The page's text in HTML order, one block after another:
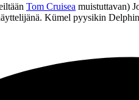
Tom Cruisea muistuttavan)
Kümel pyysikin